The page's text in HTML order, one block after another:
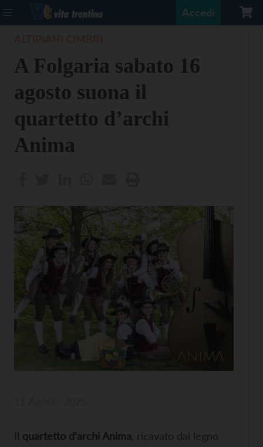
Accedi
A Folgaria sabato 16
agosto suona il
quartetto d’archi
Anima
Il quartetto d’archi Anima , ricavato dal legno